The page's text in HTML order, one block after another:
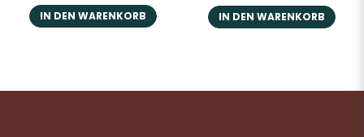
IN DEN WARENKORB IN DEN WARENKORB